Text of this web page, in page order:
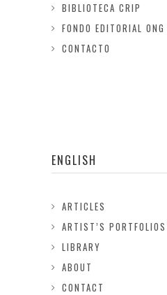
BIBLIOTECA CRIP
FONDO EDITORIAL ONG
CONTACTO
ENGLISH
ARTICLES
ARTIST’S PORTFOLIOS
LIBRARY
ABOUT
CONTACT